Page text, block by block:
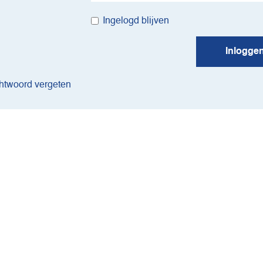
Ingelogd blijven
vergeten